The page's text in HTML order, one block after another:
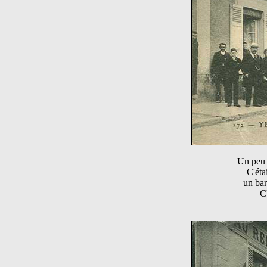
Un peu
un